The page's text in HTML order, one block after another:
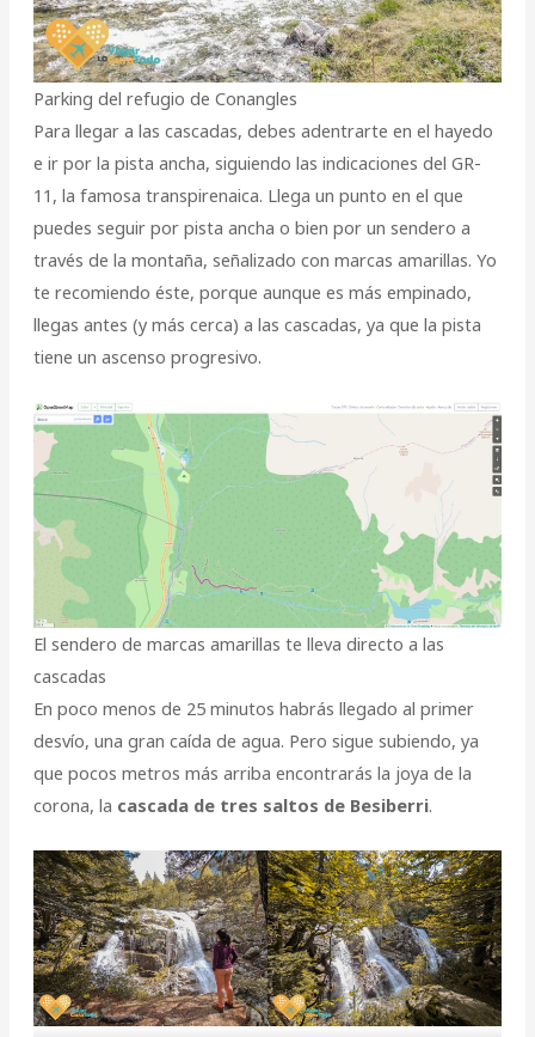
Parking del refugio de Conangles
Para llegar a las cascadas, debes adentrarte en el hayedo
e ir por la pista ancha, siguiendo las indicaciones del GR-
11, la famosa transpirenaica. Llega un punto en el que
puedes seguir por pista ancha o bien por un sendero a
través de la montaña, señalizado con marcas amarillas. Yo
te recomiendo éste, porque aunque es más empinado,
llegas antes (y más cerca) a las cascadas, ya que la pista
tiene un ascenso progresivo.
El sendero de marcas amarillas te lleva directo a las
cascadas
En poco menos de 25 minutos habrás llegado al primer
desvío, una gran caída de agua. Pero sigue subiendo, ya
que pocos metros más arriba encontrarás la joya de la
corona, la cascada de tres saltos de Besiberri.